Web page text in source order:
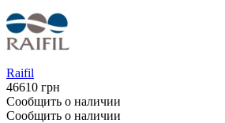
Raifil
46610 грн
Сообщить о наличии
Сообщить о наличии